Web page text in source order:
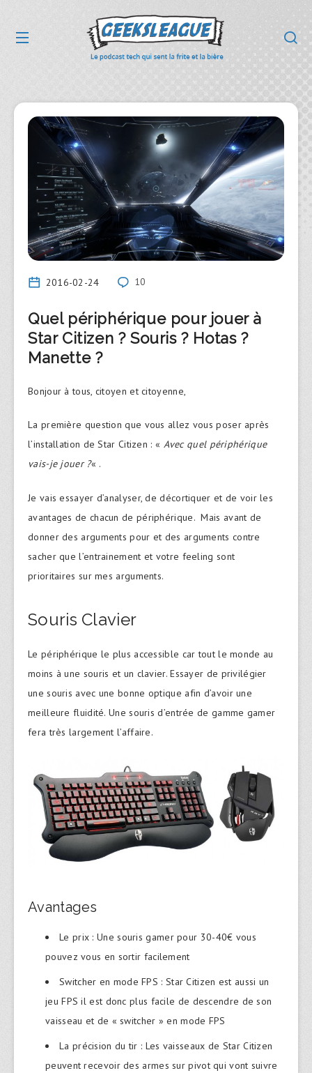
2016-02-24 10
Quel périphérique pour jouer à
Star Citizen ? Souris ? Hotas ?
Manette ?
Bonjour à tous, citoyen et citoyenne,
La première question que vous allez vous poser après
l’installation de Star Citizen : « Avec quel périphérique
vais-je jouer ?« .
Je vais essayer d’analyser, de décortiquer et de voir les
avantages de chacun de périphérique. Mais avant de
donner des arguments pour et des arguments contre
sacher que l’entrainement et votre feeling sont
prioritaires sur mes arguments.
Souris Clavier
Le périphérique le plus accessible car tout le monde au
moins à une souris et un clavier. Essayer de privilégier
une souris avec une bonne optique afin d’avoir une
meilleure fluidité. Une souris d’entrée de gamme gamer
fera très largement l’affaire.
Avantages
Le prix : Une souris gamer pour 30-40€ vous
pouvez vous en sortir facilement
Switcher en mode FPS : Star Citizen est aussi un
jeu FPS il est donc plus facile de descendre de son
vaisseau et de « switcher » en mode FPS
La précision du tir : Les vaisseaux de Star Citizen
peuvent recevoir des armes sur pivot qui vont suivre